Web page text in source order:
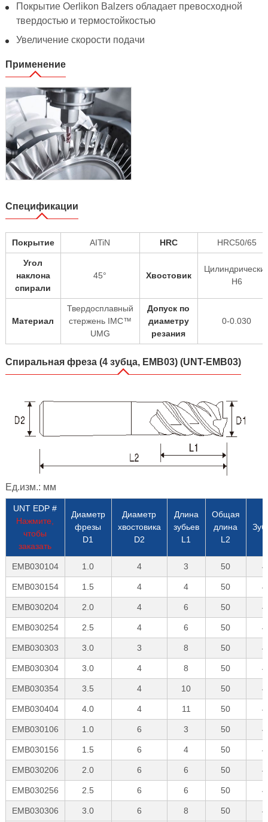
Покрытие Oerlikon Balzers обладает превосходной
твердостью и термостойкостью
Увеличение скорости подачи
Применение
Спецификации
Покрытие AITiN HRC HRC50/65
Угол
наклона
спирали
45° Хвостовик
H6
Материал
Твердосплавный
стержень IMC™
UMG
Допуск по
диаметру
резания
0-0.030
Спиральная фреза (4 зубца, EMB03) (UNT-EMB03)
Ед.изм.: мм
UNT EDP #
Нажмите,
чтобы
заказать
Диаметр
фрезы
D1
Диаметр
хвостовика
D2
Длина
зубьев
L1
Общая
длина
L2
EMB030104 1.0 4 3 50 4
EMB030154 1.5 4 4 50 4
EMB030204 2.0 4 6 50 4
EMB030254 2.5 4 6 50 4
EMB030303 3.0 3 8 50 4
EMB030304 3.0 4 8 50 4
EMB030354 3.5 4 10 50 4
EMB030404 4.0 4 11 50 4
EMB030106 1.0 6 3 50 4
EMB030156 1.5 6 4 50 4
EMB030206 2.0 6 6 50 4
EMB030256 2.5 6 6 50 4
EMB030306 3.0 6 8 50 4